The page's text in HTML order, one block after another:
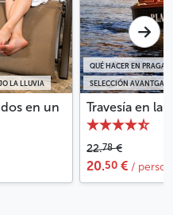
LA LLUVIA
en un
SELECCIÓN
QUÉ HACER EN PRAGA
Travesía en
22.78€
20.50 € /